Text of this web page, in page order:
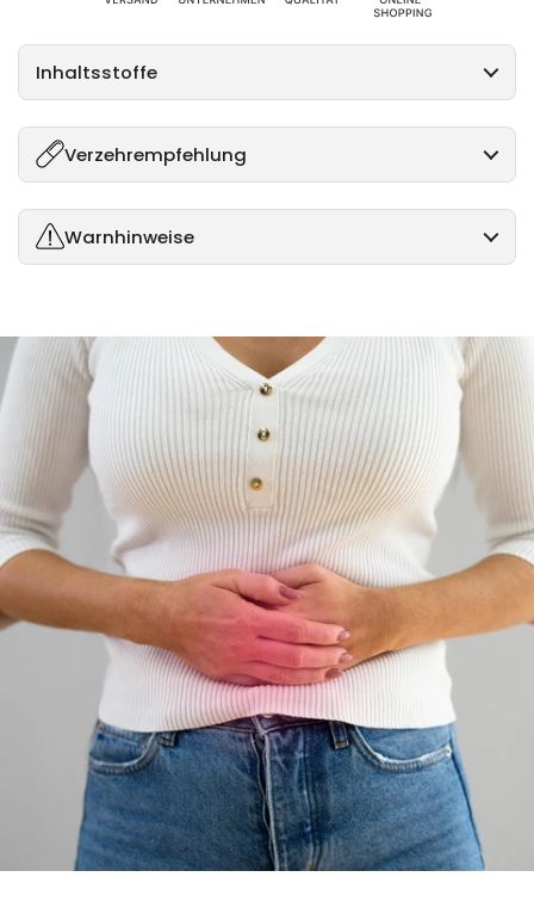
Inhaltsstoffe
Verzehrempfehlung
Warnhinweise